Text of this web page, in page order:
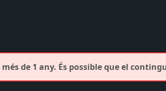
de 1 any. És possible que el